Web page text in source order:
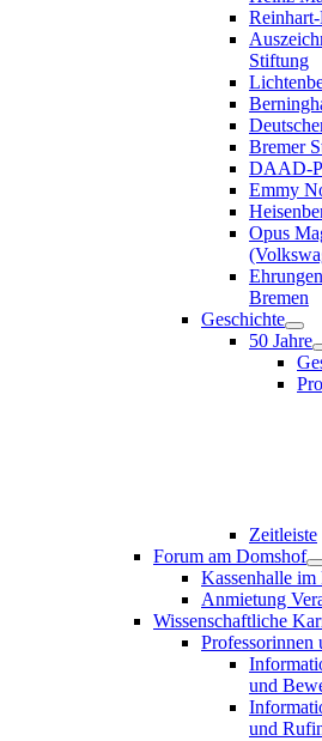
Stiftung
Bremer
DAAD-
Emmy
Opus
Bremen
Geschichte
50 Jahre
Zeitleiste
Forum am Domshof
Kassenhalle
Anmietung
Wissenschaftliche
Professorinnen
und
und